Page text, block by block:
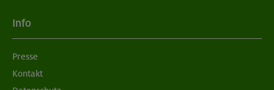
Info
Presse
Kontakt